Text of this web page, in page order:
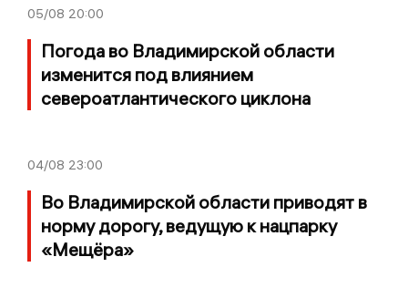
05/08 20:00
Погода во Владимирской области
изменится под влиянием
североатлантического циклона
04/08 23:00
Во Владимирской области приводят в
норму дорогу, ведущую к нацпарку
«Мещёра»